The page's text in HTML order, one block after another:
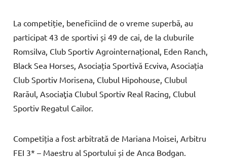
La competiție, beneficiind de o vreme superbă, au
participat 43 de sportivi și 49 de cai, de la cluburile
Romsilva, Club Sportiv Agrointernațional, Eden Ranch,
Black Sea Horses, Asociația Sportivă Ecviva, Asociația
Club Sportiv Morisena, Clubul Hipohouse, Clubul
Rarăul, Asociaţia Clubul Sportiv Real Racing, Clubul
Sportiv Regatul Cailor.
Competiția a fost arbitrată de Mariana Moisei, Arbitru
FEI 3* – Maestru al Sportului și de Anca Bodgan.